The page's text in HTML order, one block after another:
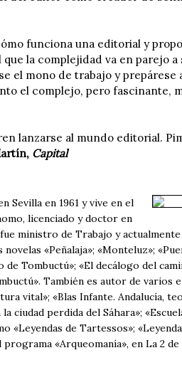
funciona una editorial y
la complejidad va en parejo a
el mono de trabajo y prepárese
el complejo, pero fascinante,
lanzarse al mundo editorial.
Capital
Sevilla en 1961 y vive en el
licenciado y doctor en
ministro de Trabajo y
«Peñalaja»; «Monteluz»;
Tombuctú»; «El decálogo del
También es autor de varios
vital»; «Blas Infante. Andalucía,
ciudad perdida del Sáhara»;
de Tartessos»;
«Arqueomanía», en La 2 de